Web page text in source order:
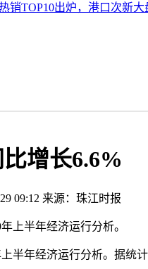
销TOP10出炉，港口次新大
增长6.6%
09:12 来源：珠江时报
上半年经济运行分析。
半年经济运行分析。据统